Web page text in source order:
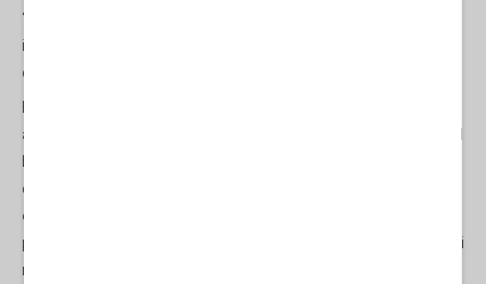
“competitor” in grado di paralizzare le manovre egemoniche
israeliane, ha acuito l’interesse degli USA e, dunque, l’impegno
della NATO.
almeno nel breve periodo, qui siamo alla frizione. E qui Erdogan, il
quelle di Siria, Libia, Corno d’Africa. E ha fretta. Come ogni tanto
eruzioni di contestazione dimostrano, la sua base sociale,
perlopiù afflitta da gravi problemi economici, inflazione in testa, si
rivela frammentata tra diversi segmenti - governo, opposizione,